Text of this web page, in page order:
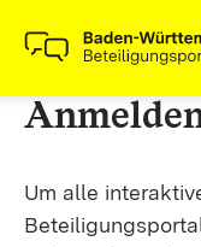
Um alle